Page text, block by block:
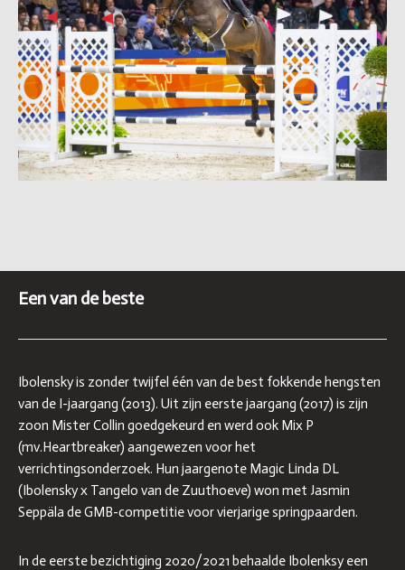
Een van de beste
Ibolensky is zonder twijfel één van de best fokkende hengsten
van de I-jaargang (2013). Uit zijn eerste jaargang (2017) is zijn
zoon Mister Collin goedgekeurd en werd ook Mix P
(mv.Heartbreaker) aangewezen voor het
verrichtingsonderzoek. Hun jaargenote Magic Linda DL
(Ibolensky x Tangelo van de Zuuthoeve) won met Jasmin
Seppäla de GMB-competitie voor vierjarige springpaarden.
In de eerste bezichtiging 2020/2021 behaalde Ibolenksy een